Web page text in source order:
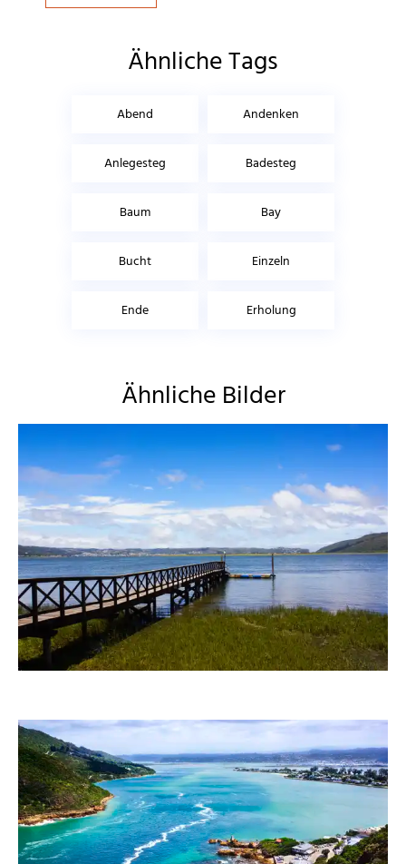
Ähnliche Tags
Abend Andenken
Anlegesteg Badesteg
Baum Bay
Bucht Einzeln
Ende Erholung
Ähnliche Bilder
RainerSturm